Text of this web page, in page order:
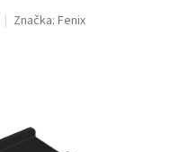
Značka: Fenix